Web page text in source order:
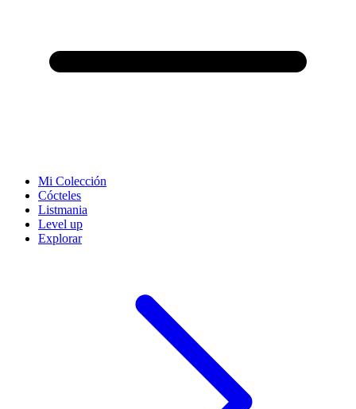
Mi Colección
Cócteles
Listmania
Level up
Explorar